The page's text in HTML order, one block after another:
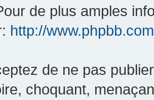
de plus amples
http://
de ne pas
choquant,